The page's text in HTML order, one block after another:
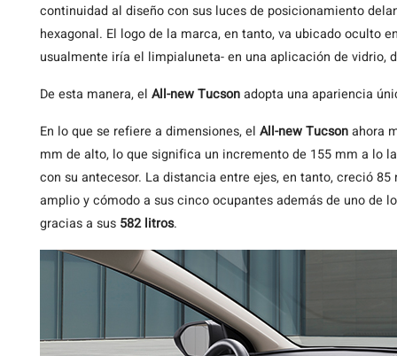
continuidad al diseño con sus luces de posicionamiento
hexagonal. El logo de la marca, en tanto, va ubicado oculto
usualmente iría el limpialuneta- en una aplicación de vidrio,
De esta manera, el All-new Tucsonadopta una apariencia
En lo que se refiere a dimensiones, el All-new Tucsonahora
mm de alto, lo que significa un incremento de 155 mm a lo
con su antecesor. La distancia entre ejes, en tanto, creció
amplio y cómodo a sus cinco ocupantes además de uno de
gracias a sus 582 litros.